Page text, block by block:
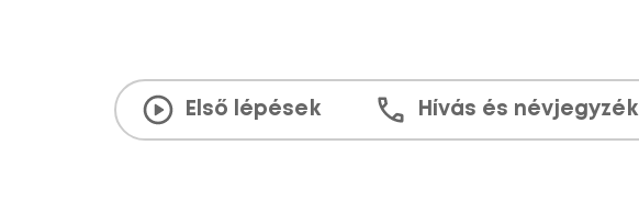
Első lépések Hívás és névjegyzék